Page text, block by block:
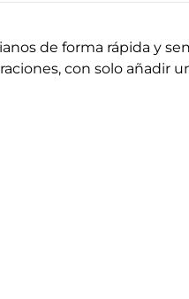
de forma rápida y
con solo añadir